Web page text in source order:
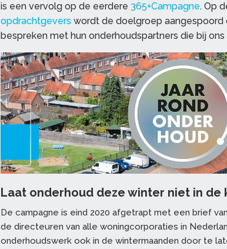
is een vervolg op de eerdere 365+Campagne. Op
opdrachtgevers wordt de doelgroep
bespreken met hun onderhoudspartners die bij
Laat onderhoud deze winter niet in de
De campagne is eind 2020 afgetrapt met een brief
de directeuren van alle woningcorporaties in
onderhoudswerk ook in de wintermaanden door te